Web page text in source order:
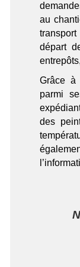
au
départ
Grâce
parmi
des